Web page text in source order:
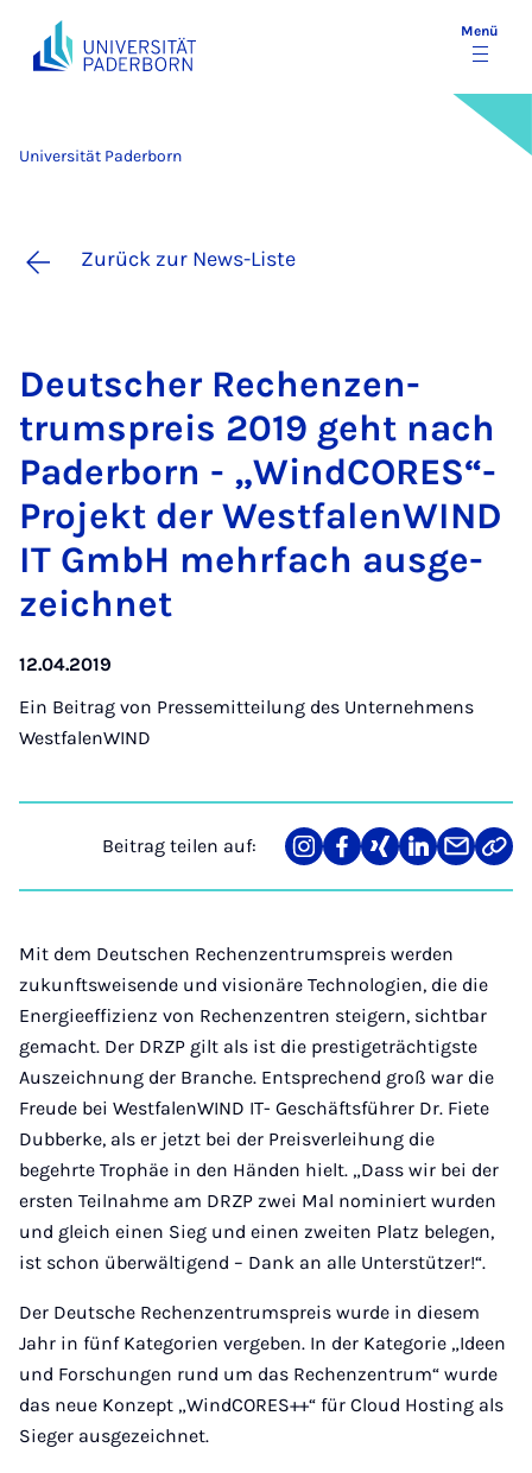
Menü
Universität Paderborn
Zurück zur News-Liste
Deut­scher Re­chen­zen­
trums­preis 2019 geht nach
Pa­der­born - „Wind­CO­RES“-
Pro­jekt der West­fa­len­WIND
IT GmbH mehr­fach aus­ge­
zeich­net
12.04.2019
Ein Beitrag von Pressemitteilung des Unternehmens
WestfalenWIND
Beitrag teilen auf:
Teilen
auf
Teilen
auf
Teilen
auf
Teilen
auf
Teilen
über
Link
Mit dem Deutschen Rechenzentrumspreis werden
zukunftsweisende und visionäre Technologien, die die
Energieeffizienz von Rechenzentren steigern, sichtbar
gemacht. Der DRZP gilt als ist die prestigeträchtigste
Auszeichnung der Branche. Entsprechend groß war die
Freude bei WestfalenWIND IT- Geschäftsführer Dr. Fiete
Dubberke, als er jetzt bei der Preisverleihung die
begehrte Trophäe in den Händen hielt. „Dass wir bei der
ersten Teilnahme am DRZP zwei Mal nominiert wurden
und gleich einen Sieg und einen zweiten Platz belegen,
ist schon überwältigend – Dank an alle Unterstützer!“.
Der Deutsche Rechenzentrumspreis wurde in diesem
Jahr in fünf Kategorien vergeben. In der Kategorie „Ideen
und Forschungen rund um das Rechenzentrum“ wurde
das neue Konzept „WindCORES++“ für Cloud Hosting als
Sieger ausgezeichnet.